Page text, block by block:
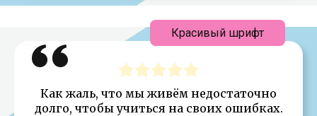
Как жаль, что мы живём недостаточно
долго, чтобы учиться на своих ошибках.
Красивый шрифт